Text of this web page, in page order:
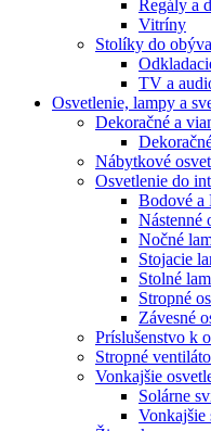
Regály a
Vitríny
Stolíky do
TV a
Osvetlenie, lampy a
Dekoračné a
Nábytkové
Osvetlenie do
Bodové a
Nástenné
Nočné
Stojacie
Stolné
Stropné
Závesné
Príslušenstvo k
Stropné
Vonkajšie
Solárne
Vonkajšie